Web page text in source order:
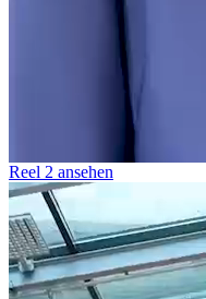
Reel 2 ansehen